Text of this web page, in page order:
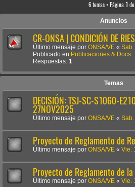
6 temas • Página 1 de
Anuncios
CR-ONSA | CONDICIÓN DE
Último mensaje por ONSA/VE « Sab.
Publicado en Publicaciones & Docs.
Respuestas: 1
Temas
DECISIÓN: TSJ-SC-S1060-
27NOV2025
Último mensaje por ONSA/VE «
Proyecto de Reglamento de
Último mensaje por ONSA/VE « Vie.
Proyecto de Reglamento de
Último mensaje por ONSA/VE « Vie.